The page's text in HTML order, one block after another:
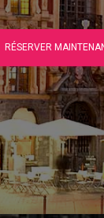
RÉSERVER